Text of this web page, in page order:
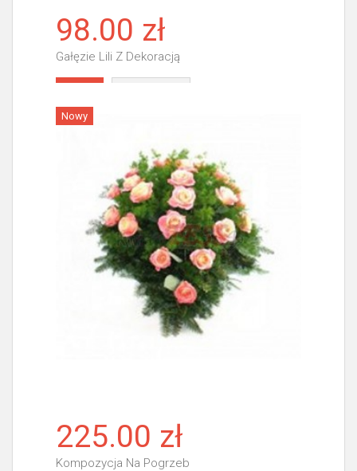
98.00 zł
Gałęzie Lili Z Dekoracją
Nowy
225.00 zł
Kompozycja Na Pogrzeb